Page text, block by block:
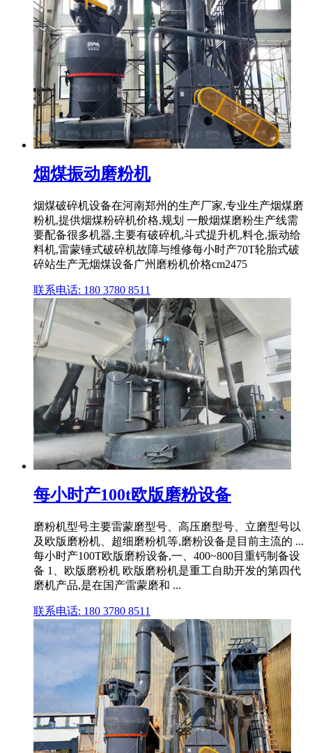
烟煤振动磨粉机
烟煤破碎机设备在河南郑州的生产厂家,专业生产烟煤磨
粉机,提供烟煤粉碎机价格,规划 一般烟煤磨粉生产线需
要配备很多机器,主要有破碎机,斗式提升机,料仓,振动给
料机,雷蒙锤式破碎机故障与维修每小时产70T轮胎式破
碎站生产无烟煤设备广州磨粉机价格cm2475
联系电话: 180 3780 8511
每小时产100t欧版磨粉设备
磨粉机型号主要雷蒙磨型号、高压磨型号、立磨型号以
及欧版磨粉机、超细磨粉机等,磨粉设备是目前主流的 ...
每小时产100T欧版磨粉设备,一、400~800目重钙制备设
备 1、欧版磨粉机 欧版磨粉机是重工自助开发的第四代
磨机产品,是在国产雷蒙磨和 ...
联系电话: 180 3780 8511